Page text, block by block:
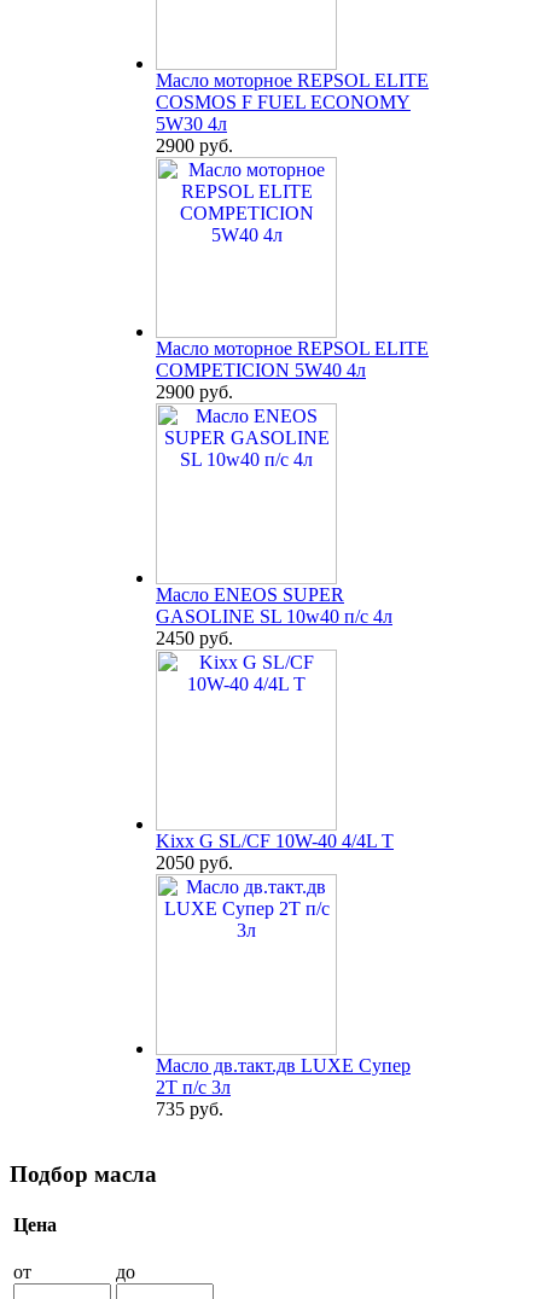
Масло моторное REPSOL ELITE
COSMOS F FUEL ECONOMY
5W30 4л
2900 руб.
Масло моторное REPSOL ELITE
COMPETICION 5W40 4л
2900 руб.
Масло ENEOS SUPER
GASOLINE SL 10w40 п/с 4л
2450 руб.
Kixx G SL/CF 10W-40 4/4L T
2050 руб.
Масло дв.такт.дв LUXE Супер
2Т п/с 3л
735 руб.
Подбор масла
Цена
от до